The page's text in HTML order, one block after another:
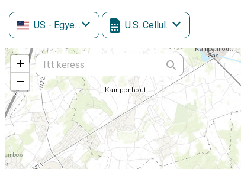
US - Egyesült Államok U.S. Cellular
+
−